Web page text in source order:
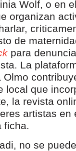
Wolf, o en
organizan
de
para
La
Olmo
local que
la revista
artistas
ficha.
no se